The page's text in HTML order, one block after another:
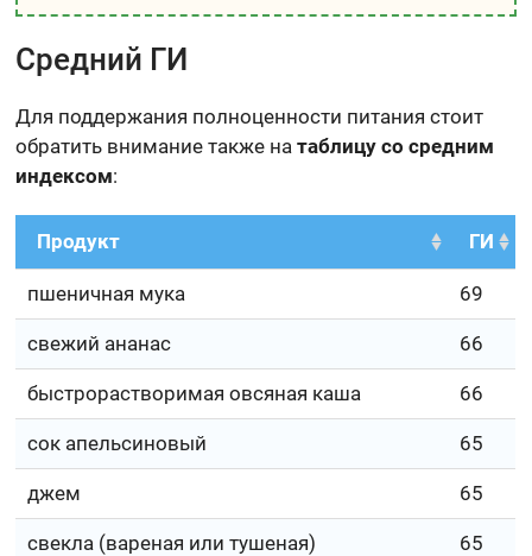
Средний ГИ
Для поддержания полноценности питания стоит
обратить внимание также натаблицу со средним
индексом:
Продукт ГИ
пшеничная мука 69
свежий ананас 66
быстрорастворимая овсяная каша 66
сок апельсиновый 65
джем 65
свекла (вареная или тушеная) 65